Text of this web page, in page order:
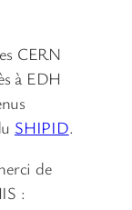
CERN
à EDH
SHIPID.
de
: